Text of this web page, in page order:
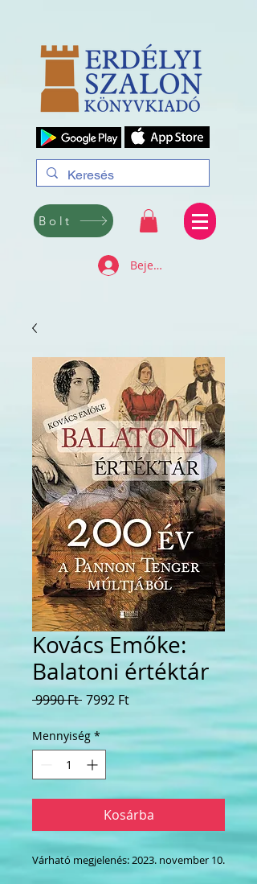
Bolt
Bejelentkezés
Kovács Emőke:
Balatoni értéktár
9990 Ft Szokásos
7992 FtAkciós
Mennyiség *
Kosárba
Várható megjelenés: 2023. november 10.